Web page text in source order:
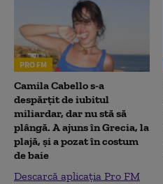
PRO FM
Camila Cabello s-a
despărțit de iubitul
miliardar, dar nu stă să
plângă. A ajuns în Grecia, la
plajă, și a pozat în costum
de baie
Descarcă aplicația Pro FM